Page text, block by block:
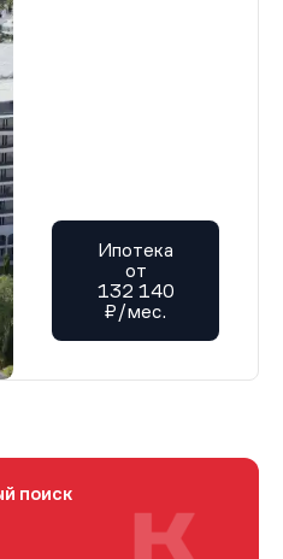
Ипотека
от
132 140
₽/мес.
поиск